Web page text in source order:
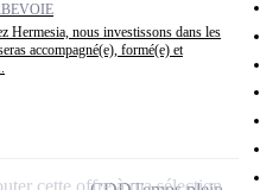
Hermesia, nous investissons dans les
accompagné(e), formé(e) et